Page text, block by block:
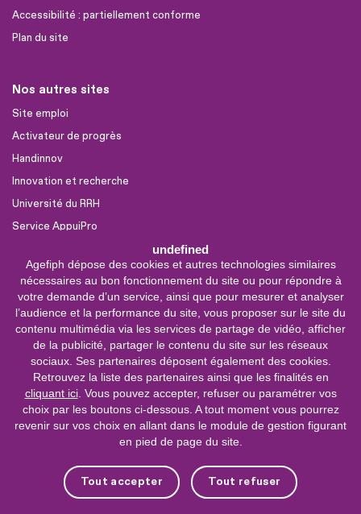
undefined
Agefiph dépose des cookies et autres technologies similaires
nécessaires au bon fonctionnement du site ou pour répondre à
votre demande d’un service, ainsi que pour mesurer et analyser
l’audience et la performance du site, vous proposer sur le site du
contenu multimédia via les services de partage de vidéo, afficher
de la publicité, partager le contenu du site sur les réseaux
sociaux. Ses partenaires déposent également des cookies.
Retrouvez la liste des partenaires ainsi que les finalités en
cliquant ici. Vous pouvez accepter, refuser ou paramétrer vos
choix par les boutons ci-dessous. A tout moment vous pourrez
revenir sur vos choix en allant dans le module de gestion figurant
en pied de page du site.
Tout accepter Tout refuser
Accessibilité : partiellement conforme
Plan du site
Nos autres sites
Site emploi
Activateur de progrès
Handinnov
Innovation et recherche
Université du RRH
Service AppuiPro
Nous suivre
Youtube
Linkedin
Facebook
0 800 11 10 09
Service &
appel gratuits
Nous contacter
Plateforme de mise en contact LSF